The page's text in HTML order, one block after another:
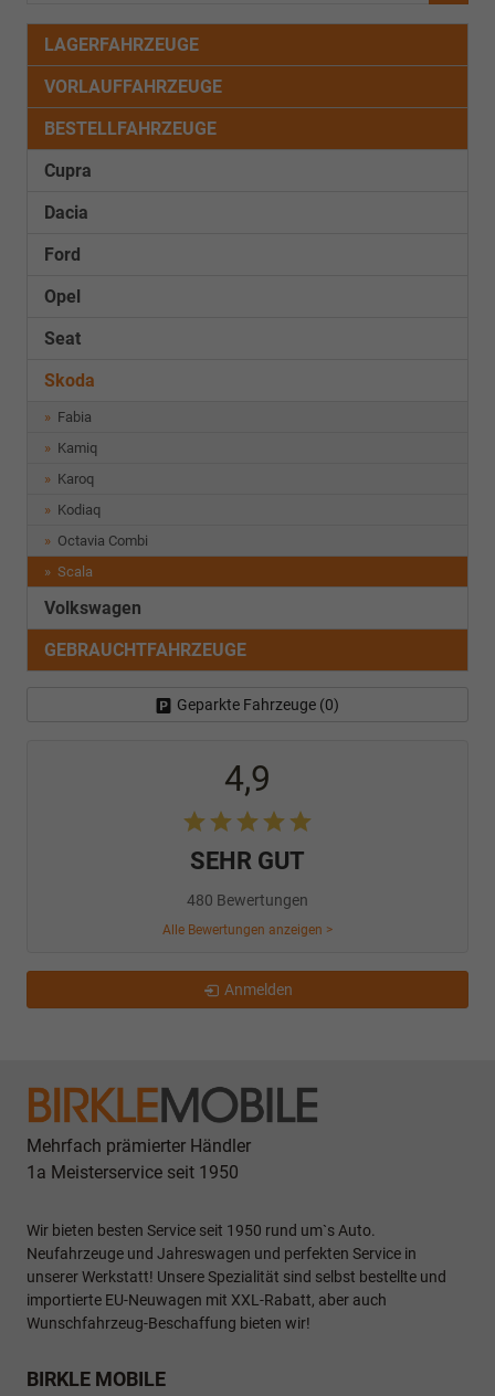
LAGERFAHRZEUGE
VORLAUFFAHRZEUGE
BESTELLFAHRZEUGE
Cupra
Dacia
Ford
Opel
Seat
Skoda
Fabia
Kamiq
Karoq
Kodiaq
Octavia Combi
Scala
Volkswagen
GEBRAUCHTFAHRZEUGE
Geparkte Fahrzeuge (0)
4,9
SEHR GUT
480 Bewertungen
Alle Bewertungen anzeigen >
Anmelden
Mehrfach prämierter Händler
1a Meisterservice seit 1950
Wir bieten besten Service seit 1950 rund um`s Auto.
Neufahrzeuge und Jahreswagen und perfekten Service in
unserer Werkstatt! Unsere Spezialität sind selbst bestellte und
importierte EU-Neuwagen mit XXL-Rabatt, aber auch
Wunschfahrzeug-Beschaffung bieten wir!
BIRKLE MOBILE